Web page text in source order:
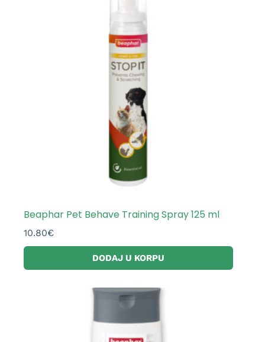
Beaphar Pet Behave Training Spray 125 ml
10.80€
DODAJ U KORPU